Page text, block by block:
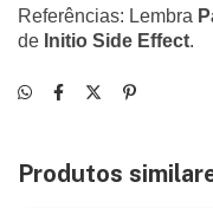
Referências: Lembra
de Initio Side Effect.
Produtos